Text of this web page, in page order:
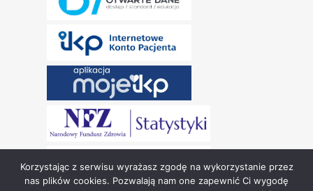
Korzystając z serwisu wyrażasz zgodę na wykorzystanie przez
nas plików cookies. Pozwalają nam one zapewnić Ci wygodę